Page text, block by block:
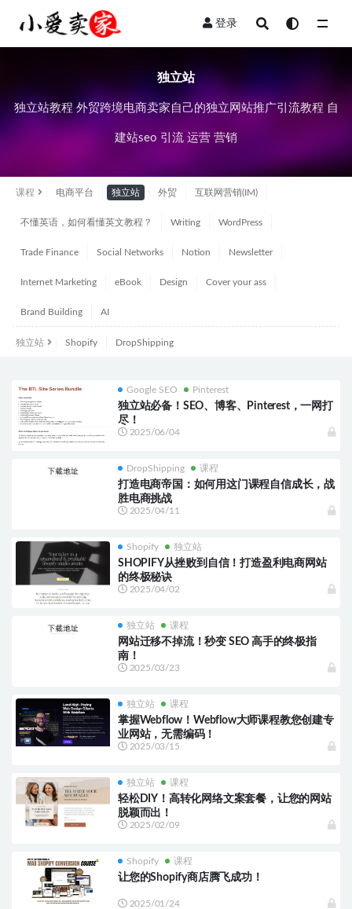
登录
独立站
独立站教程 外贸跨境电商卖家自己的独立网站推广引流教程 自
建站seo 引流 运营 营销
课程 电商平台 独立站 外贸 互联网营销(IM)
不懂英语，如何看懂英文教程？ Writing WordPress
Trade Finance Social Networks Notion Newsletter
Internet Marketing eBook Design Cover your ass
Brand Building AI
独立站 Shopify DropShipping
Google SEO Pinterest
独立站必备！SEO、博客、Pinterest，一网打
尽！
2025/06/04
DropShipping 课程
打造电商帝国：如何用这门课程自信成长，战
胜电商挑战
2025/04/11
Shopify 独立站
SHOPIFY从挫败到自信！打造盈利电商网站
的终极秘诀
2025/04/02
独立站 课程
网站迁移不掉流！秒变 SEO 高手的终极指
南！
2025/03/23
独立站 课程
掌握Webflow！Webflow大师课程教您创建专
业网站，无需编码！
2025/03/15
独立站 课程
轻松DIY！高转化网络文案套餐，让您的网站
脱颖而出！
2025/02/09
Shopify 课程
让您的Shopify商店腾飞成功！
2025/01/24